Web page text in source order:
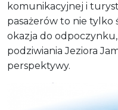
komunikacyjnej i
pasażerów to nie
okazja do
podziwiania Jeziora
perspektywy.